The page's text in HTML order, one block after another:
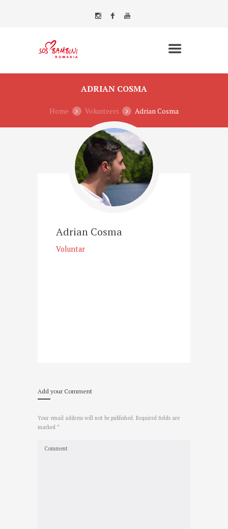
ADRIAN COSMA
Home Volunteers Adrian Cosma
Adrian Cosma
Voluntar
Add your Comment
Your email address will not be published. Required fields are
marked *